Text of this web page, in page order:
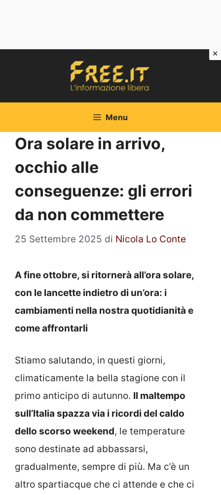
Menu
Ora solare in arrivo,
occhio alle
conseguenze: gli errori
da non commettere
25 Settembre 2025 di Nicola Lo Conte
A fine ottobre, si ritornerà all’ora solare,
con le lancette indietro di un’ora: i
cambiamenti nella nostra quotidianità e
come affrontarli
Stiamo salutando, in questi giorni,
climaticamente la bella stagione con il
primo anticipo di autunno. Il maltempo
sull’Italia spazza via i ricordi del caldo
dello scorso weekend, le temperature
sono destinate ad abbassarsi,
gradualmente, sempre di più. Ma c’è un
altro spartiacque che ci attende e che ci